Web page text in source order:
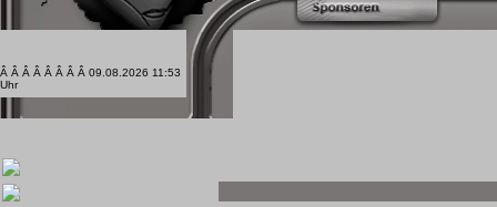
Â Â Â Â Â Â Â Â 09.08.2026 11:53
Uhr